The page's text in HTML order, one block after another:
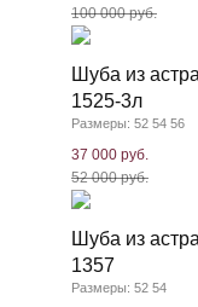
100 000 руб.
Шуба из
1525-3л
Размеры: 52 54 56
37 000 руб.
52 000 руб.
Шуба из
1357
Размеры: 52 54